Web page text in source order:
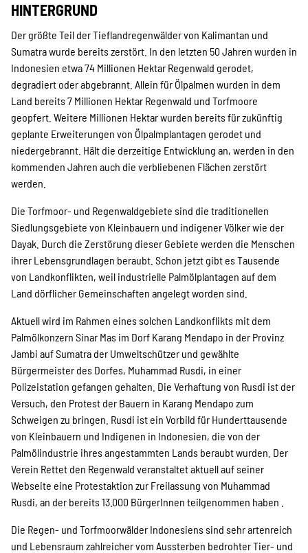
HINTERGRUND
Der größte Teil der Tieflandregenwälder von Kalimantan und
Sumatra wurde bereits zerstört. In den letzten 50 Jahren wurden in
Indonesien etwa 74 Millionen Hektar Regenwald gerodet,
degradiert oder abgebrannt. Allein für Ölpalmen wurden in dem
Land bereits 7 Millionen Hektar Regenwald und Torfmoore
geopfert. Weitere Millionen Hektar wurden bereits für zukünftig
geplante Erweiterungen von Ölpalmplantagen gerodet und
niedergebrannt. Hält die derzeitige Entwicklung an, werden in den
kommenden Jahren auch die verbliebenen Flächen zerstört
werden.
Die Torfmoor- und Regenwaldgebiete sind die traditionellen
Siedlungsgebiete von Kleinbauern und indigener Völker wie der
Dayak. Durch die Zerstörung dieser Gebiete werden die Menschen
ihrer Lebensgrundlagen beraubt. Schon jetzt gibt es Tausende
von Landkonflikten, weil industrielle Palmölplantagen auf dem
Land dörflicher Gemeinschaften angelegt worden sind.
Aktuell wird im Rahmen eines solchen Landkonflikts mit dem
Palmölkonzern Sinar Mas im Dorf Karang Mendapo in der Provinz
Jambi auf Sumatra der Umweltschützer und gewählte
Bürgermeister des Dorfes, Muhammad Rusdi, in einer
Polizeistation gefangen gehalten. Die Verhaftung von Rusdi ist der
Versuch, den Protest der Bauern in Karang Mendapo zum
Schweigen zu bringen. Rusdi ist ein Vorbild für Hunderttausende
von Kleinbauern und Indigenen in Indonesien, die von der
Palmölindustrie ihres angestammten Lands beraubt wurden. Der
Verein Rettet den Regenwald veranstaltet aktuell auf seiner
Webseite eine Protestaktion zur Freilassung von Muhammad
Rusdi, an der bereits 13.000 BürgerInnen teilgenommen haben .
Die Regen- und Torfmoorwälder Indonesiens sind sehr artenreich
und Lebensraum zahlreicher vom Aussterben bedrohter Tier- und